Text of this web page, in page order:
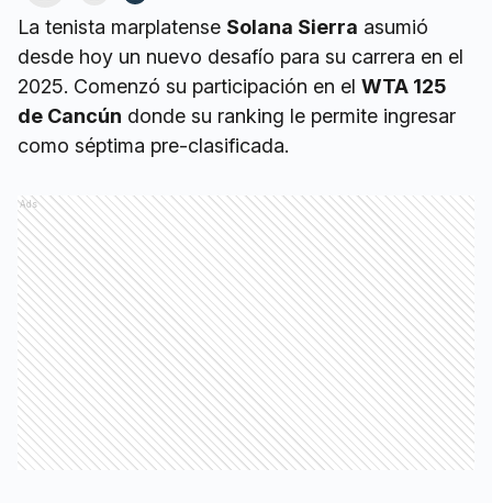
La tenista marplatense Solana Sierra asumió
desde hoy un nuevo desafío para su carrera en el
2025. Comenzó su participación en el WTA 125
de Cancún donde su ranking le permite ingresar
como séptima pre-clasificada.
Ads